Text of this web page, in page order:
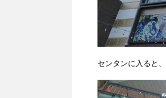
センタンに入ると